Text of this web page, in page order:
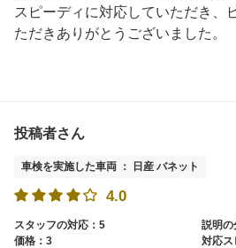
スピーディに対応していただき、
ただきありがとうございました。
投稿者さん
車検を実施した車両 ： 日産 バネット
4.0
スタッフの対応：5
説明の
価格：3
対応ス